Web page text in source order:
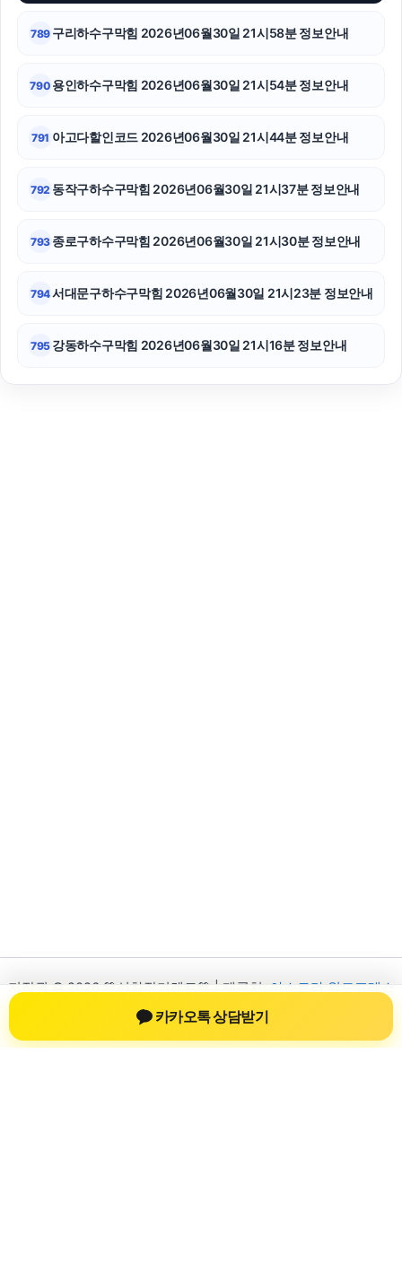
동대문구하수구막힘
789 구리하수구막힘 2026년06월30일 21시58분 정보안내
790 용인하수구막힘 2026년06월30일 21시54분 정보안내
791 아고다할인코드 2026년06월30일 21시44분 정보안내
792 동작구하수구막힘 2026년06월30일 21시37분 정보안내
793 종로구하수구막힘 2026년06월30일 21시30분 정보안내
794서대문구하수구막힘 2026년06월30일 21시23분 정보안내
795 강동하수구막힘 2026년06월30일 21시16분 정보안내
저작권 © 2026 💚신차장기렌트💚 | 제공처:
아스트라 워드프레스
테마
카카오톡 상담받기